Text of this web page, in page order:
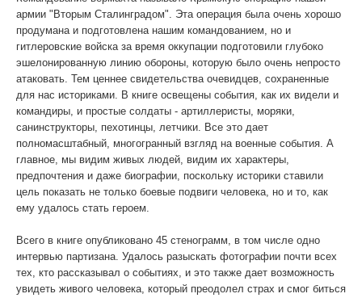
армии "Вторым Сталинградом". Эта операция была очень хорошо
продумана и подготовлена нашим командованием, но и
гитлеровские войска за время оккупации подготовили глубоко
эшелонированную линию обороны, которую было очень непросто
атаковать. Тем ценнее свидетельства очевидцев, сохраненные
для нас историками. В книге освещены события, как их видели и
командиры, и простые солдаты - артиллеристы, моряки,
санинструкторы, пехотинцы, летчики. Все это дает
полномасштабный, многогранный взгляд на военные события. А
главное, мы видим живых людей, видим их характеры,
предпочтения и даже биографии, поскольку историки ставили
цель показать не только боевые подвиги человека, но и то, как
ему удалось стать героем.
Всего в книге опубликовано 45 стенограмм, в том числе одно
интервью партизана. Удалось разыскать фотографии почти всех
тех, кто рассказывал о событиях, и это также дает возможность
увидеть живого человека, который преодолел страх и смог биться